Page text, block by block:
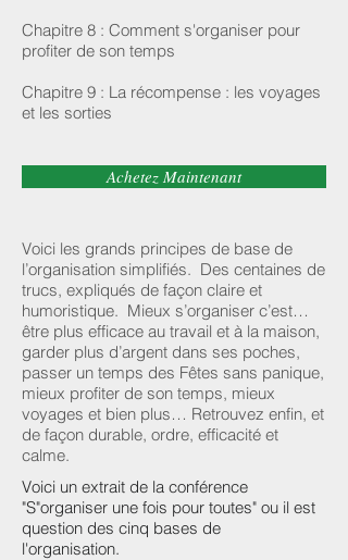
Chapitre 8 : Comment s'organiser pour
profiter de son temps
Chapitre 9 : La récompense : les voyages
et les sorties
Achetez Maintenant
Voici les grands principes de base de
l’organisation simplifiés. Des centaines de
trucs, expliqués de façon claire et
humoristique. Mieux s’organiser c’est…
être plus efficace au travail et à la maison,
garder plus d’argent dans ses poches,
passer un temps des Fêtes sans panique,
mieux profiter de son temps, mieux
voyages et bien plus… Retrouvez enfin, et
de façon durable, ordre, efficacité et
calme.
Voici un extrait de la conférence
"S"organiser une fois pour toutes" ou il est
question des cinq bases de
l'organisation.